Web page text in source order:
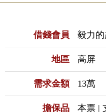
借錢會員 毅力
地區 高屏
需求金額 13萬
擔保品 本票 |